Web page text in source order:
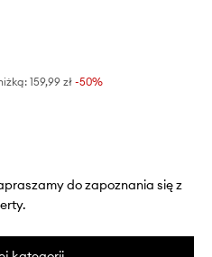
159,99 zł -50%
do zapoznania się z